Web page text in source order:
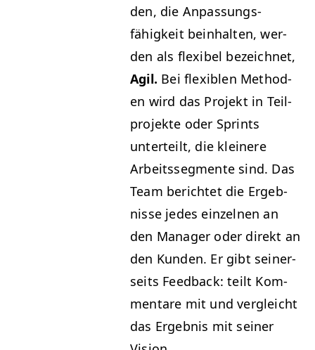
d­en, die Anpas­sungs­
fähigkeit bein­hal­ten, wer­
den als flex­i­bel beze­ich­net,
Agil. Bei flex­i­blen Meth­o­d­
en wird das Pro­jekt in Teil­
pro­jek­te oder Sprints
unterteilt, die kleinere
Arbeitsseg­mente sind. Das
Team berichtet die Ergeb­
nisse jedes einzel­nen an
den Man­ag­er oder direkt an
den Kun­den. Er gibt sein­er­
seits Feed­back: teilt Kom­
mentare mit und ver­gle­icht
das Ergeb­nis mit sein­er